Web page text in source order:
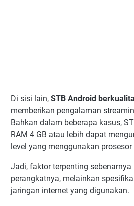
Di sisi lain, STB Android
memberikan pengalaman
Bahkan dalam beberapa kasus,
RAM 4 GB atau lebih dapat
level yang menggunakan prosesor
Jadi, faktor terpenting
perangkatnya, melainkan
jaringan internet yang digunakan.